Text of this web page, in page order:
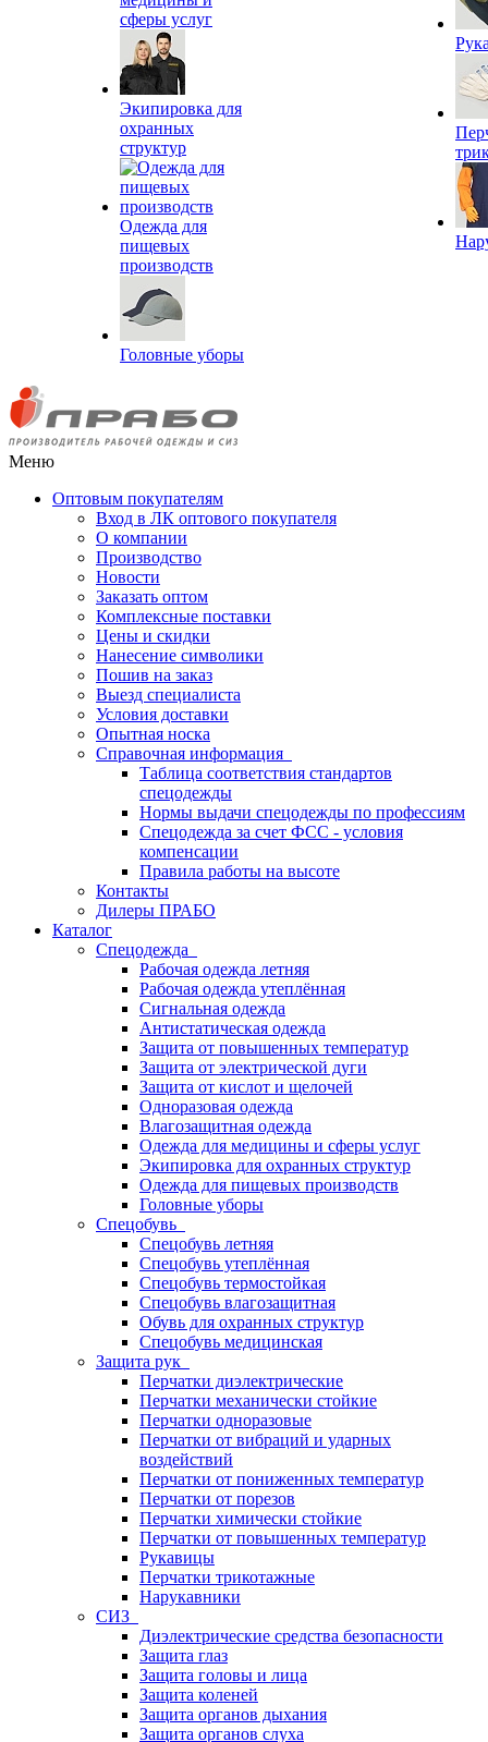
сферы услуг
Экипировка для
охранных
структур
Одежда для
пищевых
производств
Головные уборы
Меню
Оптовым покупателям
Вход в ЛК оптового покупателя
О компании
Производство
Новости
Заказать оптом
Комплексные поставки
Цены и скидки
Нанесение символики
Пошив на заказ
Выезд специалиста
Условия доставки
Опытная носка
Справочная информация
Таблица соответствия стандартов
спецодежды
Нормы выдачи спецодежды по профессиям
Спецодежда за счет ФСС - условия
компенсации
Правила работы на высоте
Контакты
Дилеры ПРАБО
Каталог
Спецодежда
Рабочая одежда летняя
Рабочая одежда утеплённая
Сигнальная одежда
Антистатическая одежда
Защита от повышенных температур
Защита от электрической дуги
Защита от кислот и щелочей
Одноразовая одежда
Влагозащитная одежда
Одежда для медицины и сферы услуг
Экипировка для охранных структур
Одежда для пищевых производств
Головные уборы
Спецобувь
Спецобувь летняя
Спецобувь утеплённая
Спецобувь термостойкая
Спецобувь влагозащитная
Обувь для охранных структур
Спецобувь медицинская
Защита рук
Перчатки диэлектрические
Перчатки механически стойкие
Перчатки одноразовые
Перчатки от вибраций и ударных
воздействий
Перчатки от пониженных температур
Перчатки от порезов
Перчатки химически стойкие
Перчатки от повышенных температур
Рукавицы
Перчатки трикотажные
Нарукавники
СИЗ
Диэлектрические средства безопасности
Защита глаз
Защита головы и лица
Защита коленей
Защита органов дыхания
Защита органов слуха